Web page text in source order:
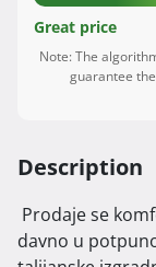
Great price
Note: The
guarantee
Description
davno u